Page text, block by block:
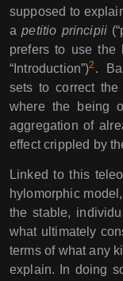
supposed to
apetitio principii
prefers to use the
“Introduction”)2 .
sets to correct
where the being
aggregation of
effect crippled by
Linked to this
hylomorphic
the stable,
what ultimately
terms of what any
explain. In doing